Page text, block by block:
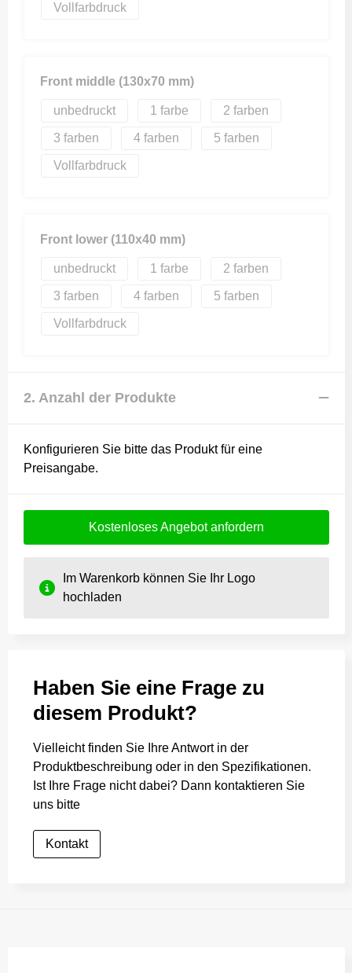
Vollfarbdruck
Front middle (130x70 mm)
unbedruckt 1 2
3 4 5
Vollfarbdruck
Front lower (110x40 mm)
unbedruckt 1 2
3 4 5
Vollfarbdruck
2. Anzahl der Produkte
Konfigurieren Sie bitte das Produkt für eine
Preisangabe.
Kostenloses Angebot anfordern
Im Warenkorb können Sie Ihr Logo
hochladen
Haben Sie eine Frage zu
diesem Produkt?
Vielleicht finden Sie Ihre Antwort in der
Produktbeschreibung oder in den Spezifikationen.
Ist Ihre Frage nicht dabei? Dann kontaktieren Sie
uns bitte
Kontakt